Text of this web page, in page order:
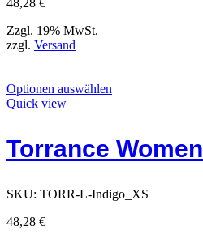
Zzgl. 19% MwSt.
zzgl. Versand
Optionen auswählen
die
auf
Produktseite
ausgewählt
Quick view
Torrance Women
SKU: TORR-L-Indigo_XS
48,28 €